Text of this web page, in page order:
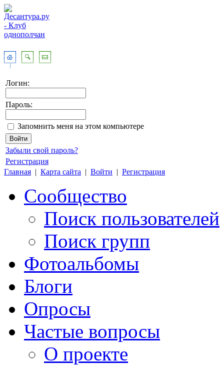
Логин:
Пароль:
Запомнить меня на этом компьютере
Забыли свой пароль?
Регистрация
Главная | Карта сайта | Войти | Регистрация
Сообщество
Поиск пользователей
Поиск групп
Фотоальбомы
Блоги
Опросы
Частые вопросы
О проекте